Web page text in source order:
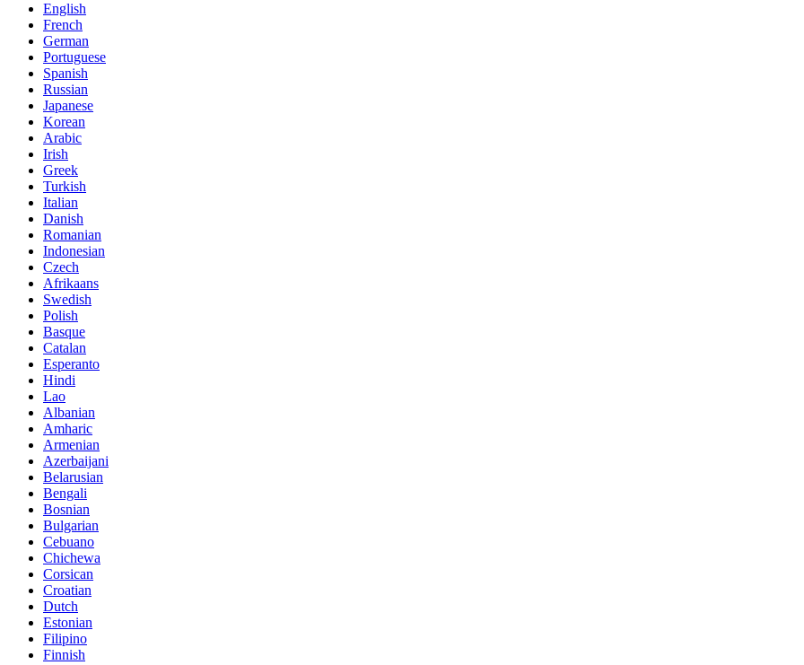
English
French
German
Portuguese
Spanish
Russian
Japanese
Korean
Arabic
Irish
Greek
Turkish
Italian
Danish
Romanian
Indonesian
Czech
Afrikaans
Swedish
Polish
Basque
Catalan
Esperanto
Hindi
Lao
Albanian
Amharic
Armenian
Azerbaijani
Belarusian
Bengali
Bosnian
Bulgarian
Cebuano
Chichewa
Corsican
Croatian
Dutch
Estonian
Filipino
Finnish